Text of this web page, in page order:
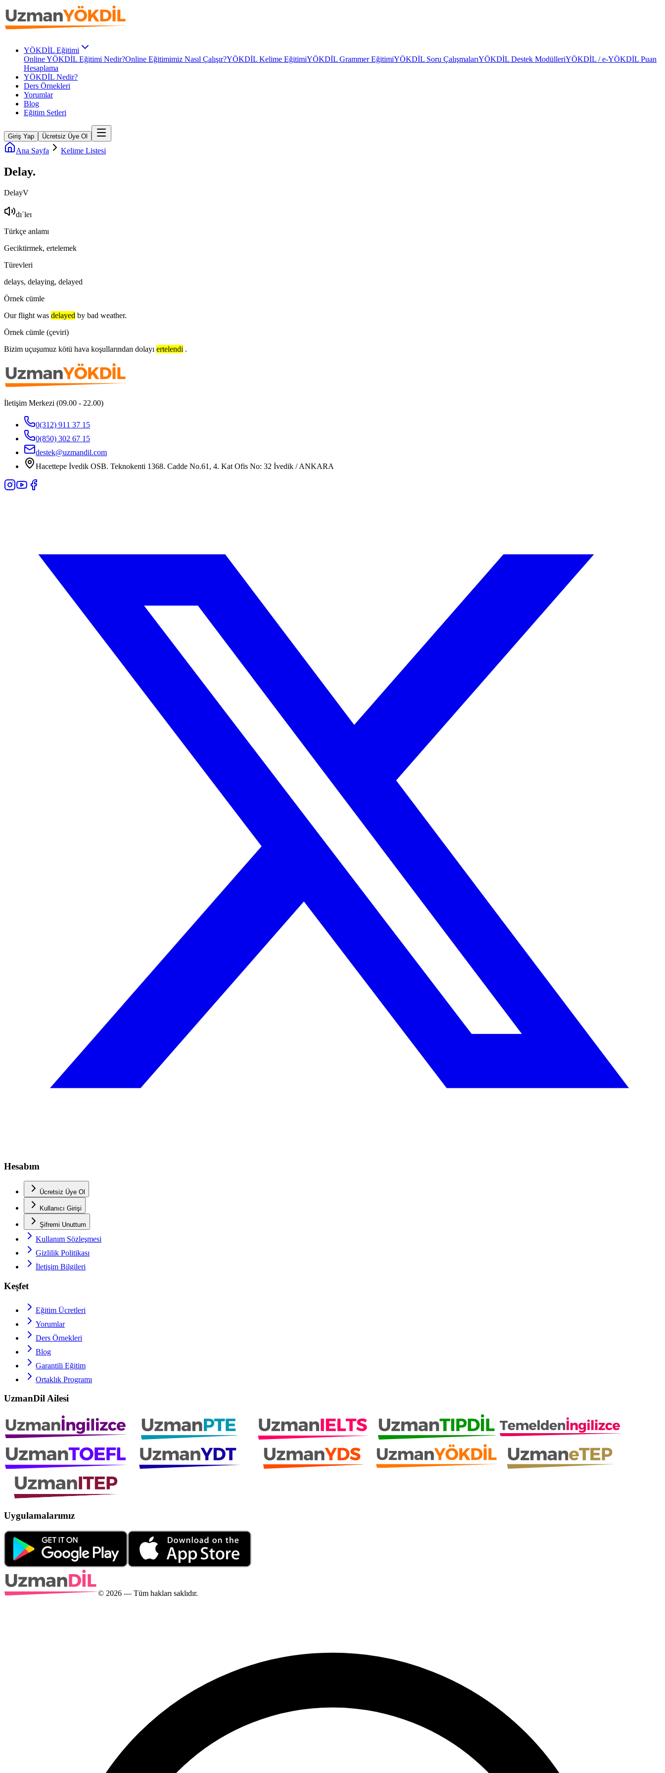
YÖKDİL Eğitimi
Online YÖKDİL Eğitimi Nedir?Online Eğitimimiz Nasıl Çalışır?YÖKDİL Kelime EğitimiYÖKDİL Grammer EğitimiYÖKDİL Soru ÇalışmalarıYÖKDİL Destek ModülleriYÖKDİL / e-YÖKDİL Puan
Hesaplama
YÖKDİL Nedir?
Ders Örnekleri
Yorumlar
Blog
Eğitim Setleri
Giriş Yap Ücretsiz Üye Ol
Ana Sayfa Kelime Listesi
Delay.
DelayV
dɪˈleɪ
Türkçe anlamı
Geciktirmek, ertelemek
Türevleri
delays, delaying, delayed
Örnek cümle
Our flight was delayed by bad weather.
Örnek cümle (çeviri)
Bizim uçuşumuz kötü hava koşullarından dolayı ertelendi .
İletişim Merkezi (09.00 - 22.00)
0(312) 911 37 15
0(850) 302 67 15
destek@uzmandil.com
Hacettepe İvedik OSB. Teknokenti 1368. Cadde No.61, 4. Kat Ofis No: 32 İvedik / ANKARA
Hesabım
Ücretsiz Üye Ol
Kullanıcı Girişi
Şifremi Unuttum
Kullanım Sözleşmesi
Gizlilik Politikası
İletişim Bilgileri
Keşfet
Eğitim Ücretleri
Yorumlar
Ders Örnekleri
Blog
Garantili Eğitim
Ortaklık Programı
UzmanDil Ailesi
Uygulamalarımız
© 2026 — Tüm hakları saklıdır.